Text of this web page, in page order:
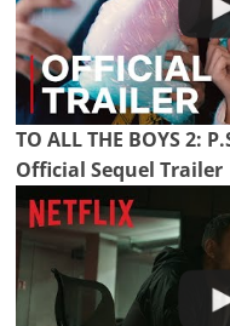
TO ALL THE BOYS 2:
Official Sequel